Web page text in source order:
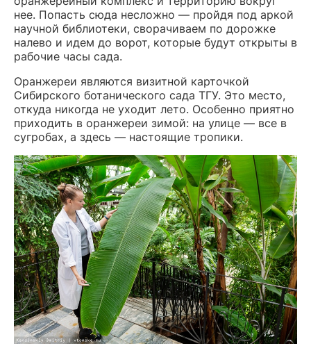
нее. Попасть сюда несложно — пройдя под аркой
научной библиотеки, сворачиваем по дорожке
налево и идем до ворот, которые будут открыты в
рабочие часы сада.
Оранжереи являются визитной карточкой
Сибирского ботанического сада ТГУ. Это место,
откуда никогда не уходит лето. Особенно приятно
приходить в оранжереи зимой: на улице — все в
сугробах, а здесь — настоящие тропики.